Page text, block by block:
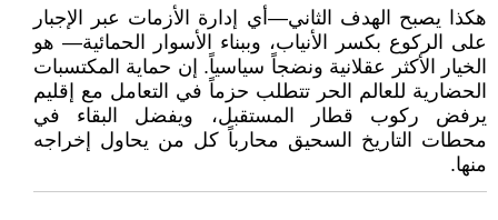
هكذا يصبح الهدف الثاني—أي إدارة الأزمات عبر الإجبار
على الركوع بكسر الأنياب، وببناء الأسوار الحمائية— هو
الخيار الأكثر عقلانية ونضجاً سياسياً. إن حماية المكتسبات
الحضارية للعالم الحر تتطلب حزماً في التعامل مع إقليم
يرفض ركوب قطار المستقبل، ويفضل البقاء في
محطات التاريخ السحيق محارباً كل من يحاول إخراجه
منها.